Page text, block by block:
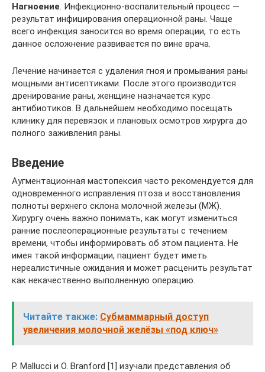
Нагноение . Инфекционно-воспалительный процесс —
результат инфицирования операционной раны. Чаще
всего инфекция заносится во время операции, то есть
данное осложнение развивается по вине врача.
Лечение начинается с удаления гноя и промывания раны
мощными антисептиками. После этого производится
дренирование раны, женщине назначается курс
антибиотиков. В дальнейшем необходимо посещать
клинику для перевязок и плановых осмотров хирурга до
полного заживления раны.
Введение
Аугментационная мастопексия часто рекомендуется для
одновременного исправления птоза и восстановления
полноты верхнего склона молочной железы (МЖ).
Хирургу очень важно понимать, как могут измениться
ранние послеоперационные результаты с течением
времени, чтобы информировать об этом пациента. Не
имея такой информации, пациент будет иметь
нереалистичные ожидания и может расценить результат
как некачественно выполненную операцию.
Читайте также: Субмаммарный доступ
увеличения молочной желёзы «под ключ»
P. Mallucci и O. Branford [1] изучали представления об